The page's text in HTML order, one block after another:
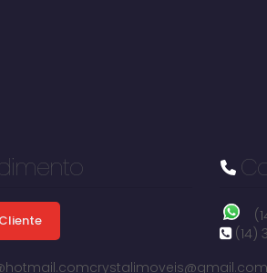
crystalimoveis@gmail.com
(14)